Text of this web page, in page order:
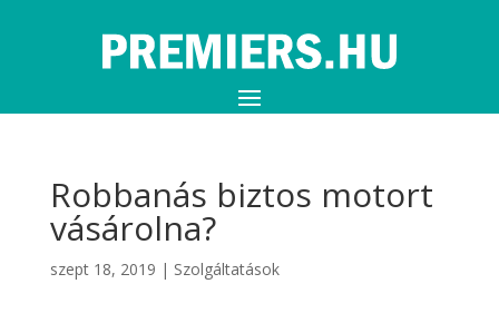
Robbanás biztos motort
vásárolna?
szept 18, 2019 | Szolgáltatások